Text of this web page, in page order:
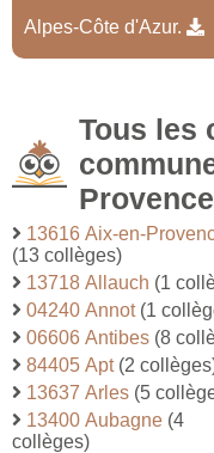
Alpes-Côte d'Azur.
Tous les
13616 Aix-en-
(13 collèges)
13718 Allauch (1
04240 Annot(1
06606 Antibes (8
84405 Apt(2
13637 Arles (5
13400 Aubagne (4
collèges)